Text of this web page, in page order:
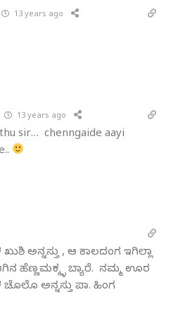
13 years ago
13 years ago
sir… chenngaide aayi
ಅನ್ನಸ್ತು , ಆ ಕಾಲದಂಗ ಇಗಿಲ್ಲಾ
ಹೆಣ್ಣಮಕ್ಕ್ಳ ಬ್ಯಾರೆ. ನಮ್ಮ ಊರ
ಅನ್ನಸ್ತು ಪಾ. ಹಿಂಗ